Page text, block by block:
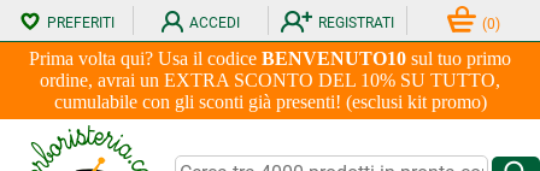
Prima volta qui? Usa il codice BENVENUTO10 sul tuo primo
ordine, avrai un EXTRA SCONTO DEL 10% SU TUTTO,
cumulabile con gli sconti già presenti! (esclusi kit promo)
PREFERITI ACCEDI REGISTRATI (0)